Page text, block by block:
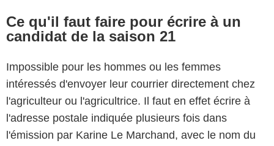
Ce qu'il faut faire pour écrire à un
candidat de la saison 21
Impossible pour les hommes ou les femmes
intéressés d'envoyer leur courrier directement chez
l'agriculteur ou l'agricultrice. Il faut en effet écrire à
l'adresse postale indiquée plusieurs fois dans
l'émission par Karine Le Marchand, avec le nom du